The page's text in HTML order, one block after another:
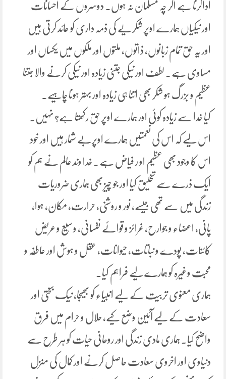
اداکرنا ہے اگر چہ مسلمان نہ ہوں۔ دوسروں کے احسانات
اور نیکیاں ہمارے اوپر شکریے کی ذمہ داری کو عائد کرتی ہیں
اور یہ حق تمام زبانوں، ذاتوں، ملتوں اور ملکوں میں یکساں اور
مساوی ہے۔ لطف اور نیکی جتنی زیادہ اور نیکی کرنے والا جتنا
عظیم و بزرگ ہو شکر بھی اتنا ہی زیادہ اور بہتر ہونا چاہیے۔
کیا خدا سے زیادہ کوئی اور ہمارے اوپر حق رکھتا ہے؟ نہیں۔
اس لیے کہ اس کی نعمتیں ہمارے اوپربے شمار ہیں اور خود
اس کا وجود بھی عظیم او ر فیاض ہے۔ خدا وند عالم نے ہم کو
ایک ذرے سے تخلیق کیا اور جو چیز بھی ہماری ضروریات
زندگی میں سے تھی جیسے، نور و روشنی، حرارت، مکان، ہوا،
پانی، اعضاء و جوارح، غرائز و قوائے نفسانی، وسیع و عریض
کائنات، پودے و نباتات، حیوانات، عقل و ہوش اور عاطفہ و
محبت وغیرہ کو ہمارے لیے فراہم کیا۔
ہماری معنوی تربیت کے لیے انبیاء کو بھیجا، نیک بختی اور
سعادت کے لیے آئین وضع کیے، حلال و حرام میں فرق
واضح کیا۔ ہماری مادی زندگی اور روحانی حیات کو ہر طرح سے
دنیاوی اور اخروی سعادت حاصل کرنے اور کمال کی منزل